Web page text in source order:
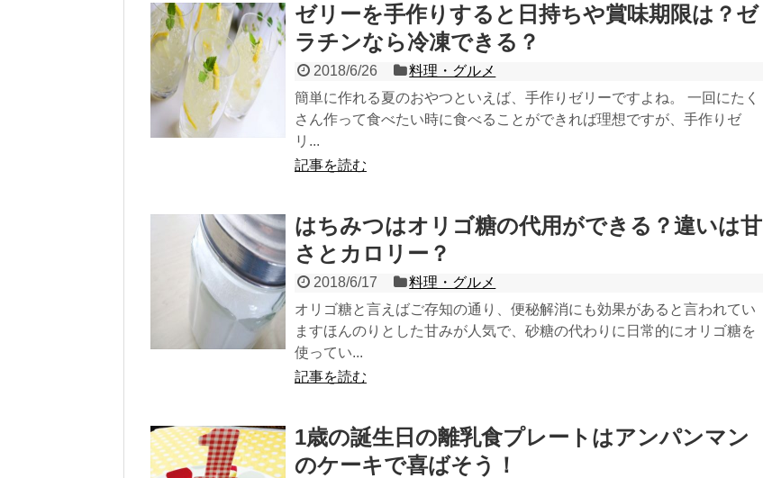
ゼリーを手作りすると日持ちや賞味期限は？ゼ
ラチンなら冷凍できる？
2018/6/26
料理・グルメ
簡単に作れる夏のおやつといえば、手作りゼリーですよね。 一回にたく
さん作って食べたい時に食べることができれば理想ですが、手作りゼ
リ...
記事を読む
はちみつはオリゴ糖の代用ができる？違いは甘
さとカロリー？
2018/6/17
料理・グルメ
オリゴ糖と言えばご存知の通り、便秘解消にも効果があると言われてい
ますほんのりとした甘みが人気で、砂糖の代わりに日常的にオリゴ糖を
使ってい...
記事を読む
1歳の誕生日の離乳食プレートはアンパンマン
のケーキで喜ばそう！